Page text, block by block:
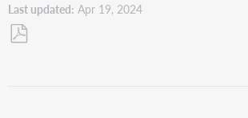
Last updated Apr 19, 2024